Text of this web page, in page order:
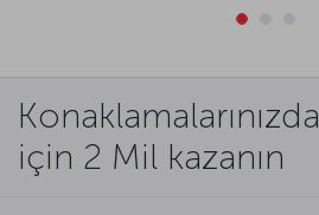
için 2 Mil kazanın